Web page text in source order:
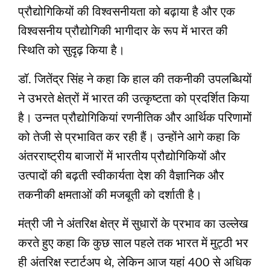
प्रौद्योगिकियों की विश्वसनीयता को बढ़ाया है और एक
विश्वसनीय प्रौद्योगिकी भागीदार के रूप में भारत की
स्थिति को सुदृढ़ किया है।
डॉ. जितेंद्र सिंह ने कहा कि हाल की तकनीकी उपलब्धियों
ने उभरते क्षेत्रों में भारत की उत्कृष्टता को प्रदर्शित किया
है। उन्नत प्रौद्योगिकियां रणनीतिक और आर्थिक परिणामों
को तेजी से प्रभावित कर रही हैं। उन्होंने आगे कहा कि
अंतरराष्ट्रीय बाजारों में भारतीय प्रौद्योगिकियों और
उत्पादों की बढ़ती स्वीकार्यता देश की वैज्ञानिक और
तकनीकी क्षमताओं की मजबूती को दर्शाती है।
मंत्री जी ने अंतरिक्ष क्षेत्र में सुधारों के प्रभाव का उल्‍लेख
करते हुए कहा कि कुछ साल पहले तक भारत में मुट्ठी भर
ही अंतरिक्ष स्टार्टअप थे, लेकिन आज यहां 400 से अधिक